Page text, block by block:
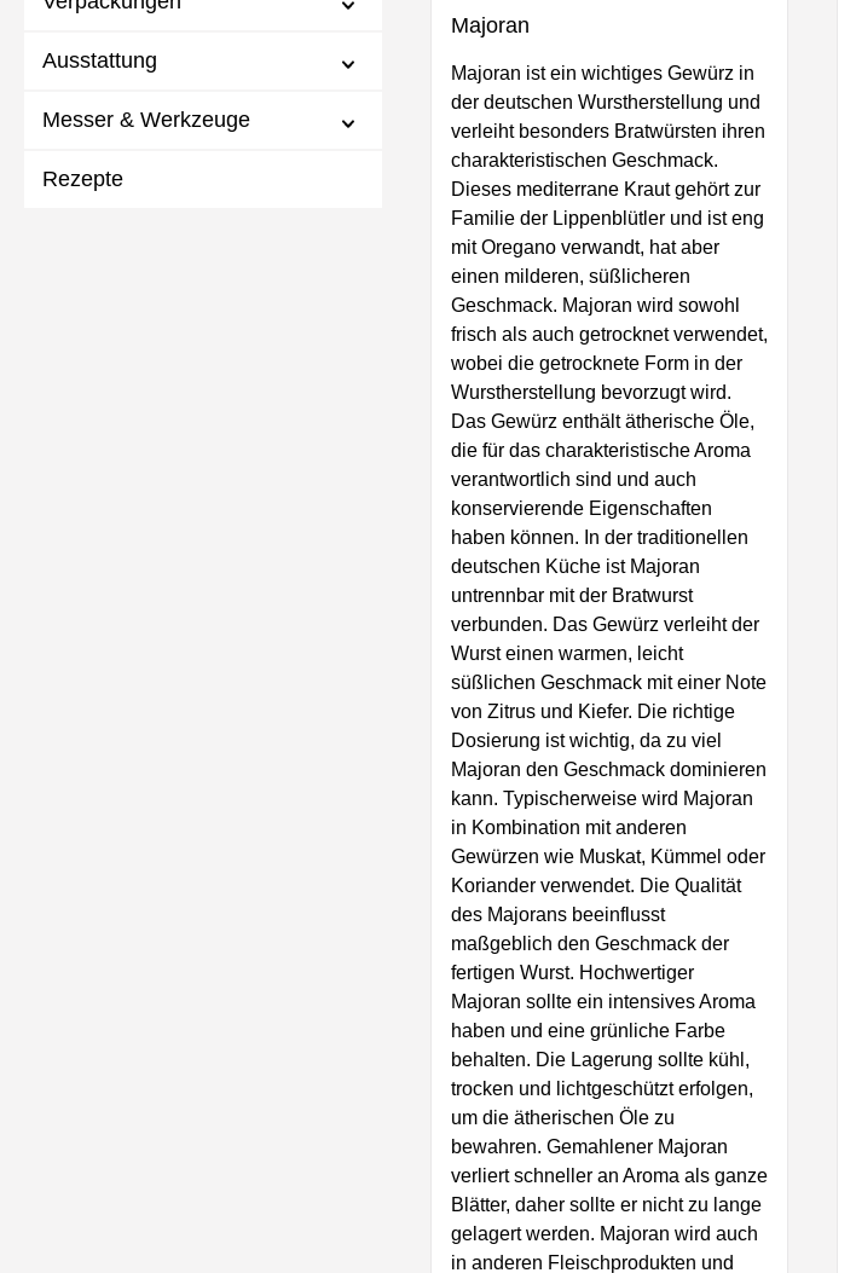
Ausstattung
Messer & Werkzeuge
Rezepte
Majoran
Majoran ist ein wichtiges Gewürz in
der deutschen Wurstherstellung und
verleiht besonders Bratwürsten ihren
charakteristischen Geschmack.
Dieses mediterrane Kraut gehört zur
Familie der Lippenblütler und ist eng
mit Oregano verwandt, hat aber
einen milderen, süßlicheren
Geschmack. Majoran wird sowohl
frisch als auch getrocknet verwendet,
wobei die getrocknete Form in der
Wurstherstellung bevorzugt wird.
Das Gewürz enthält ätherische Öle,
die für das charakteristische Aroma
verantwortlich sind und auch
konservierende Eigenschaften
haben können. In der traditionellen
deutschen Küche ist Majoran
untrennbar mit der Bratwurst
verbunden. Das Gewürz verleiht der
Wurst einen warmen, leicht
süßlichen Geschmack mit einer Note
von Zitrus und Kiefer. Die richtige
Dosierung ist wichtig, da zu viel
Majoran den Geschmack dominieren
kann. Typischerweise wird Majoran
in Kombination mit anderen
Gewürzen wie Muskat, Kümmel oder
Koriander verwendet. Die Qualität
des Majorans beeinflusst
maßgeblich den Geschmack der
fertigen Wurst. Hochwertiger
Majoran sollte ein intensives Aroma
haben und eine grünliche Farbe
behalten. Die Lagerung sollte kühl,
trocken und lichtgeschützt erfolgen,
um die ätherischen Öle zu
bewahren. Gemahlener Majoran
verliert schneller an Aroma als ganze
Blätter, daher sollte er nicht zu lange
gelagert werden. Majoran wird auch
in anderen Fleischprodukten und